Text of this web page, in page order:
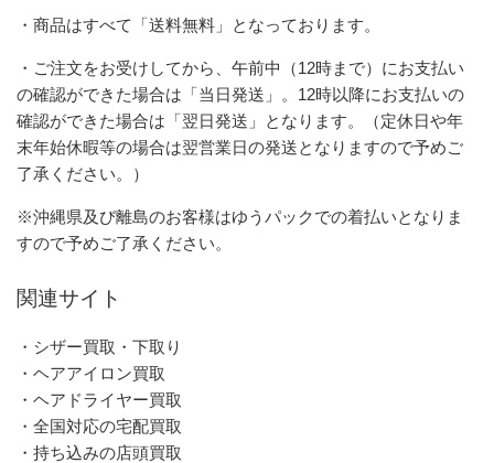
・商品はすべて「送料無料」となっております。
・ご注文をお受けしてから、午前中（12時まで）にお支払い
の確認ができた場合は「当日発送」。12時以降にお支払いの
確認ができた場合は「翌日発送」となります。（定休日や年
末年始休暇等の場合は翌営業日の発送となりますので予めご
了承ください。）
※沖縄県及び離島のお客様はゆうパックでの着払いとなりま
すので予めご了承ください。
関連サイト
・シザー買取・下取り
・ヘアアイロン買取
・ヘアドライヤー買取
・全国対応の宅配買取
・持ち込みの店頭買取